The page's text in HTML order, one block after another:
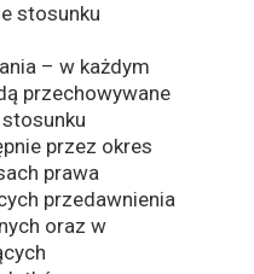
stosunku
– w każdym
przechowywane
przez okres
prawa
przedawnienia
oraz w